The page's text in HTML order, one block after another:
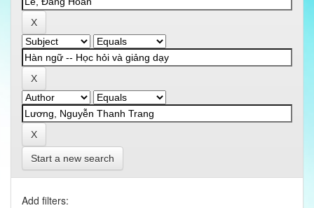
Start a new search
Add filters: